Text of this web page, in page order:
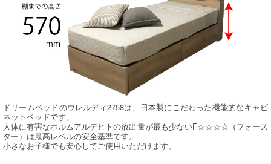
ドリームベッドのウレルディ2758は、日本製にこだわった機能的なキャビ
ネットベッドです。
人体に有害なホルムアルデヒトの放出量が最も少ないF☆☆☆☆（フォース
ター）は最高レベルの安全基準です。
小さなお子様でも安心してご使用いただけます。